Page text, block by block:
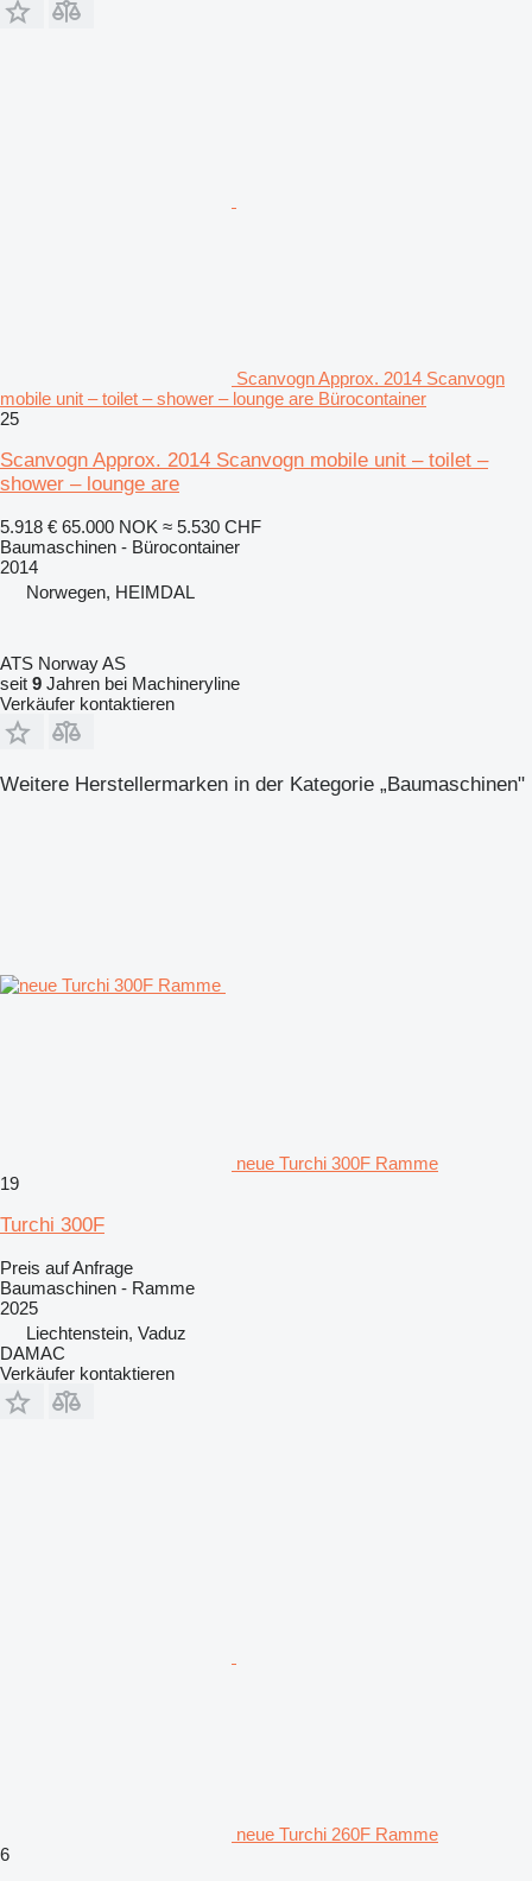
Scanvogn Approx. 2014 Scanvogn
mobile unit – toilet – shower – lounge are Bürocontainer
25
Scanvogn Approx. 2014 Scanvogn mobile unit – toilet –
shower – lounge are
5.918 € 65.000 NOK ≈ 5.530 CHF
Baumaschinen - Bürocontainer
2014
Norwegen, HEIMDAL
ATS Norway AS
seit 9 Jahren bei Machineryline
Verkäufer kontaktieren
Weitere Herstellermarken in der Kategorie „Baumaschinen"
neue Turchi 300F Ramme
19
Turchi 300F
Preis auf Anfrage
Baumaschinen - Ramme
2025
Liechtenstein, Vaduz
DAMAC
Verkäufer kontaktieren
neue Turchi 260F Ramme
6